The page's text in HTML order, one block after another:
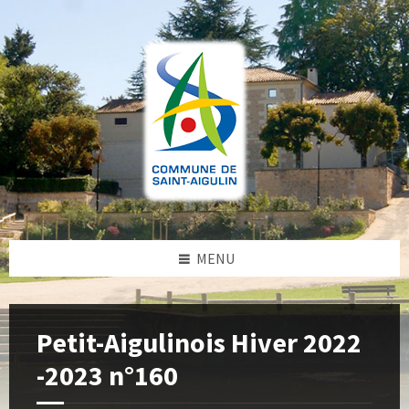
content
left
sidebar
footer
MENU
Petit-Aigulinois Hiver 2022
-2023 n°160